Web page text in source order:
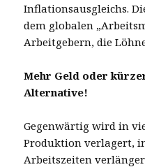
Inflationsausgleichs.
dem globalen
Arbeitgebern, die
Mehr Geld oder
Alternative!
Gegenwärtig wird in
Produktion verlagert,
Arbeitszeiten